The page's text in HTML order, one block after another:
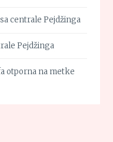
centrale Pejdžinga
Pejdžinga
otporna na metke